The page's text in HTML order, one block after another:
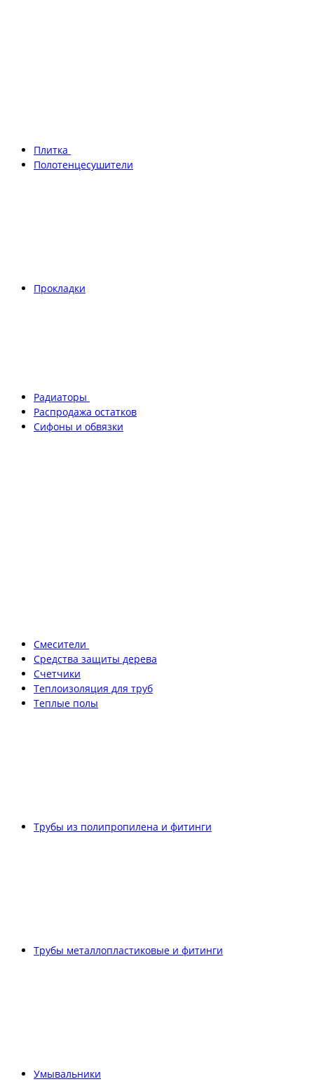
Плитка
Полотенцесушители
Прокладки
Радиаторы
Распродажа остатков
Сифоны и обвязки
Смесители
Средства защиты дерева
Счетчики
Теплоизоляция для труб
Теплые полы
Трубы из полипропилена и фитинги
Трубы металлопластиковые и фитинги
Умывальники